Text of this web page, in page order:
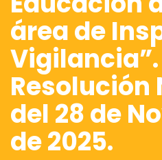
área de
Vigilancia”.
Resolución
del 28 de
de 2025.